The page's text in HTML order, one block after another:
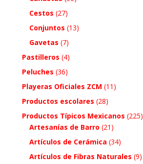
Cestos (27)
Conjuntos (13)
Gavetas (7)
Pastilleros (4)
Peluches (36)
Playeras Oficiales ZCM (11)
Productos escolares (28)
Productos Típicos Mexicanos (225)
Artesanías de Barro (21)
Artículos de Cerámica (34)
Artículos de Fibras Naturales (9)